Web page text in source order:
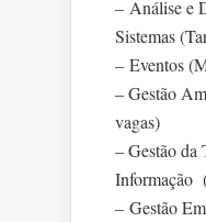
– Análise e
Sistemas
– Eventos
– Gestão
vagas)
– Gestão da
Informação
– Gestão